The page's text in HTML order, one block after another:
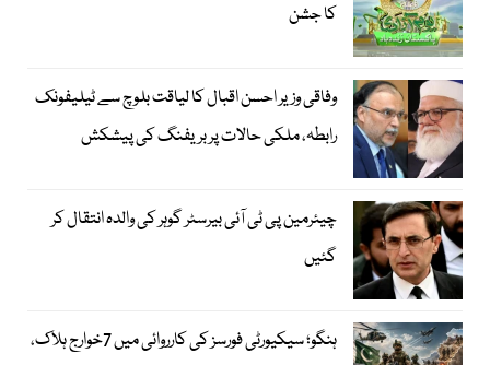
کا جشن
وفاقی وزیر احسن اقبال کا لیاقت بلوچ سے ٹیلیفونک
رابطہ، ملکی حالات پر بریفنگ کی پیشکش
چیئرمین پی ٹی آئی بیرسٹر گوہر کی والدہ انتقال کر
گئیں
ہنگو؛ سیکیورٹی فورسز کی کارروائی میں 7خوارج ہلاک،